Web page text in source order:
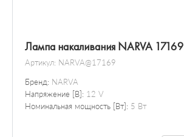
Лампа накаливания NARVA 17169
Артикул: NARVA@17169
Бренд: NARVA
Напряжение [В]: 12 V
Номинальная мощность [Вт]: 5 Вт